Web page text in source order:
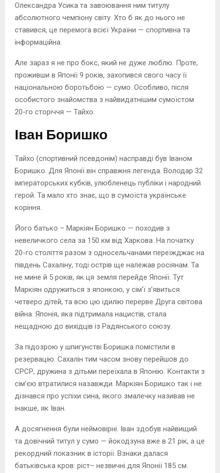
Олександра Усика та завоювання ним титулу
абсолютного чемпіону світу. Хто б як до нього не
ставився, це перемога всієї України — спортивна та
інформаційна.
Але зараз я не про бокс, який не дуже люблю. Проте,
проживши в Японії 9 років, захопився свого часу її
національною боротьбою — сумо. Особливо, після
особистого знайомства з найвидатнішим сумоїстом
20-го сторіччя — Тайхо.
Іван Боришко
Тайхо (спортивний псевдонім) насправді був Іваном
Боришко. Для Японії він справжня легенда. Володар 32
імператорських кубків, улюбленець публіки і народний
герой. Та мало хто знає, що в сумоїста українське
коріння.
Його батько – Маркіян Боришко — походив з
невеличкого села за 150 км від Харкова. На початку
20-го століття разом з односельчанами переїжджає на
південь Сахаліну, тоді острів ще належав росіянам. Та
не мине й 5 років, як ця земля перейде Японії. Тут
Маркіян одружиться з японкою, у сім’ї з’явиться
четверо дітей, та всю цю ідилію перерве Друга світова
війна. Японія, яка підтримала нацистів, стала
нещадною до вихідців із Радянського союзу.
За підозрою у шпигунстві Боришка помістили в
резервацію. Сахалін тим часом знову перейшов до
СРСР, дружина з дітьми переїхала в Японію. Контакти з
сім’єю втратилися назавжди. Маркіян Боришко так і не
дізнався про успіхи сина, якого змалечку називав не
інакше, як Іван.
А досягнення були неймовірні. Іван здобув найвищий
та довічний титул у сумо — йокодзуна вже в 21 рік, а це
рекордний показник в історії. Взнаки далася
батьківська кров: ріст– незвичні для Японії 185 см.